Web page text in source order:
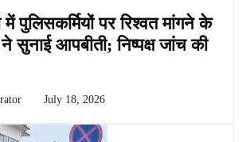
में पुलिसकर्मियों पर रिश्वत मांगने के
सुनाई आपबीती; निष्पक्ष जांच की
July 18, 2026